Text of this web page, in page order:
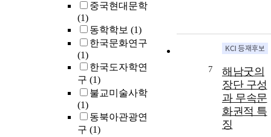
중국현대문학
(1)
동학학보 (1)
한국문화연구
(1)
한국도자학연
구 (1)
불교미술사학
(1)
동북아관광연
구 (1)
7
해남굿의
장단 구성
과 무속문
화권적 특
징